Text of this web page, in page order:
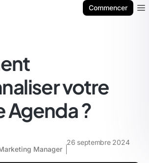
Commencer
votre
Agenda ?
Manager
26 septembre 2024